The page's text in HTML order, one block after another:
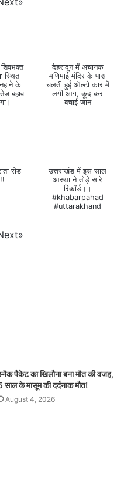
शिवभक्त
स्थित
के
बहाव
देहरादून में अचानक
मणिमाई मंदिर के पास
चलती हुई ऑल्टो कार में
लगी आग, कूद कर
बचाई जान
रोड
उत्तराखंड में इस साल
आस्था ने तोड़े सारे
रिकॉर्ड।।
#khabarpahad
#uttarakhand
»
पैकेट का खिलौना बना मौत की वजह,
साल के मासूम की दर्दनाक मौत!
August 4, 2026